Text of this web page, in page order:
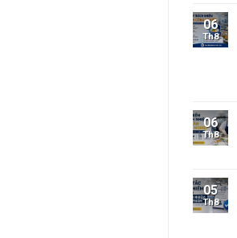
06
Th8
06
Th8
05
Th8